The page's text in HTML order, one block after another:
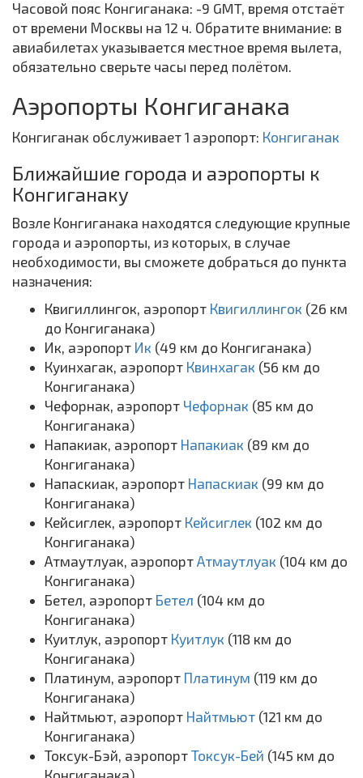
Часовой пояс Конгиганака: -9 GMT, время отстаёт
от времени Москвы на 12 ч. Обратите внимание: в
авиабилетах указывается местное время вылета,
обязательно сверьте часы перед полётом.
Аэропорты Конгиганака
Конгиганак обслуживает 1 аэропорт: Конгиганак
Ближайшие города и аэропорты к
Конгиганаку
Возле Конгиганака находятся следующие крупные
города и аэропорты, из которых, в случае
необходимости, вы сможете добраться до пункта
назначения:
Квигиллингок, аэропорт Квигиллингок (26 км
до Конгиганака)
Ик, аэропорт Ик (49 км до Конгиганака)
Куинхагак, аэропорт Квинхагак (56 км до
Конгиганака)
Чефорнак, аэропорт Чефорнак (85 км до
Конгиганака)
Напакиак, аэропорт Напакиак (89 км до
Конгиганака)
Напаскиак, аэропорт Напаскиак (99 км до
Конгиганака)
Кейсиглек, аэропорт Кейсиглек (102 км до
Конгиганака)
Атмаутлуак, аэропорт Атмаутлуак (104 км до
Конгиганака)
Бетел, аэропорт Бетел (104 км до
Конгиганака)
Куитлук, аэропорт Куитлук (118 км до
Конгиганака)
Платинум, аэропорт Платинум (119 км до
Конгиганака)
Найтмьют, аэропорт Найтмьют (121 км до
Конгиганака)
Токсук-Бэй, аэропорт Токсук-Бей (145 км до
Конгиганака)